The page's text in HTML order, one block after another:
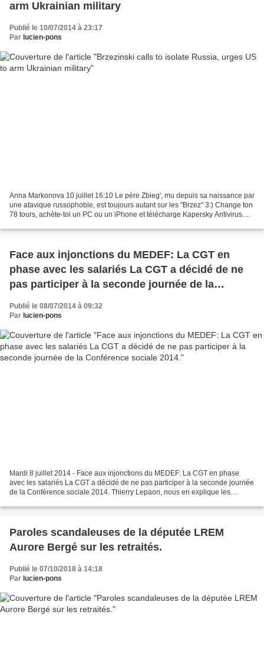
arm Ukrainian military
Publié le 10/07/2014 à 23:17
Par lucien-pons
Anna Markonova 10 juillet 16:10 Le père Zbieg', mu depuis sa naissance par
une atavique russophobie, est toujours autant sur les "Brzez" 3:) Change ton
78 tours, achète-toi un PC ou un iPhone et télécharge Kapersky Antivirus.
Face aux injonctions du MEDEF: La CGT en
phase avec les salariés La CGT a décidé de ne
pas participer à la seconde journée de la
Publié le 08/07/2014 à 09:32
Par lucien-pons
Mardi 8 juillet 2014 - Face aux injonctions du MEDEF: La CGT en phase
avec les salariés La CGT a décidé de ne pas participer à la seconde journée
de la Conférence sociale 2014. Thierry Lepaon, nous en explique les
Paroles scandaleuses de la députée LREM
Aurore Bergé sur les retraités.
Publié le 07/10/2018 à 14:18
Par lucien-pons